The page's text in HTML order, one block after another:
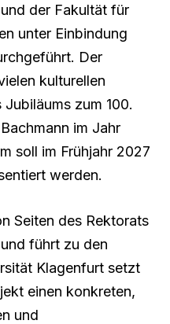
der Fakultät für
unter Einbindung
Der
kulturellen
zum 100.
im Jahr
soll im Frühjahr 2027
werden.
Seiten des Rektorats
führt zu den
Klagenfurt setzt
einen konkreten,
und